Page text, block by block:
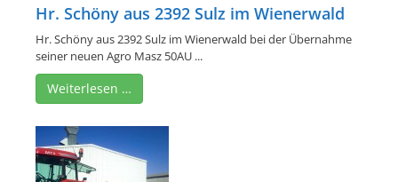
Hr. Schöny aus 2392 Sulz im Wienerwald
Hr. Schöny aus 2392 Sulz im Wienerwald bei der Übernahme
seiner neuen Agro Masz 50AU ...
Weiterlesen …